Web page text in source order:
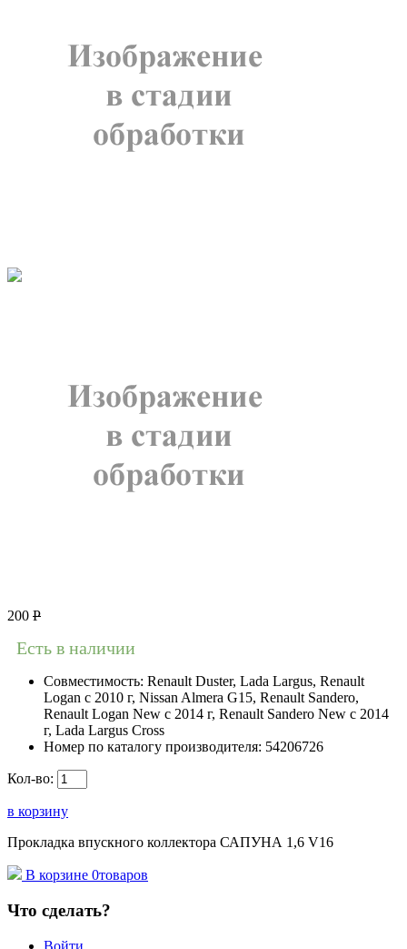
200 Р
Есть в наличии
Совместимость: Renault Duster, Lada Largus, Renault
Logan c 2010 г, Nissan Almera G15, Renault Sandero,
Renault Logan New с 2014 г, Renault Sandero New с 2014
г, Lada Largus Cross
Номер по каталогу производителя: 54206726
Кол-во:
в корзину
Прокладка впускного коллектора САПУНА 1,6 V16
В корзине 0товаров
Что сделать?
Войти